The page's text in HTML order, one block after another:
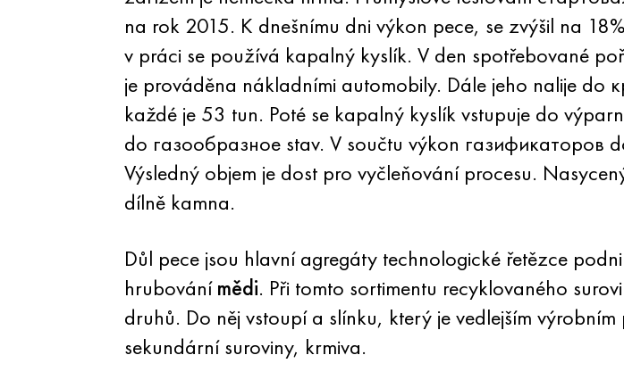
na rok 2015. K dnešnímu dni výkon pece, se zvýšil na
v práci se používá kapalný kyslík. V den spotřebované
je prováděna nákladními automobily. Dále jeho nalije do
každé je 53 tun. Poté se kapalný kyslík vstupuje do
do газообразное stav. V součtu výkon
Výsledný objem je dost pro vyčleňování procesu.
dílně kamna.
Důl pece jsou hlavní agregáty technologické řetězce
hrubovánímědi. Při tomto sortimentu recyklovaného
druhů. Do něj vstoupí a slínku, který je vedlejším
sekundární suroviny, krmiva.